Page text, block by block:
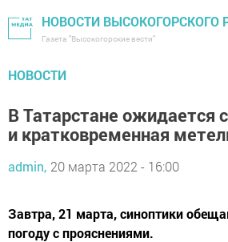
НОВОСТИ ВЫСОКОГОРСКОГО
Газета "Высокогорские вести"
НОВОСТИ
В Татарстане ожидается
и кратковременная
admin, 20 марта 2022 - 16:00
Завтра, 21 марта, синоптики
погоду с прояснениями.